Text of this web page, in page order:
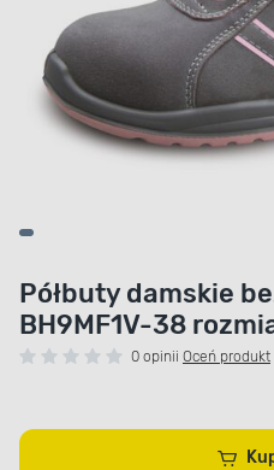
Półbuty damskie
BH9MF1V-38
0 opinii Oceń produkt